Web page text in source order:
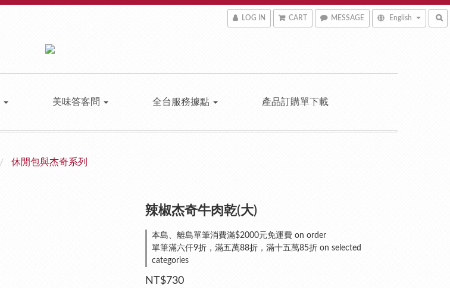
LOG IN CART MESSAGE English
美味答客問 全台服務據點 產品訂購單下載
休閒包與杰奇系列
辣椒杰奇牛肉乾(大)
本島、離島單筆消費滿$2000元免運費 on order
單筆滿六仟9折，滿五萬88折，滿十五萬85折 on selected
categories
NT$730